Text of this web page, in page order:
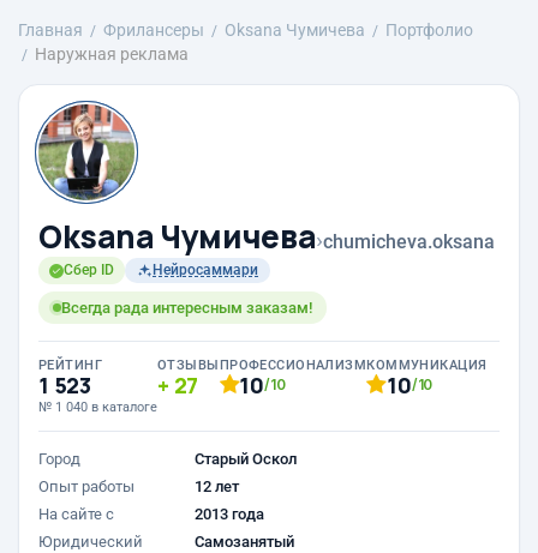
Главная Фрилансеры Oksana Чумичева
Портфолио
Наружная реклама
Oksana Чумичева›chumicheva.oksana
Сбер ID Нейросаммари
Всегда рада интересным заказам!
РЕЙТИНГ
1 523
№ 1 040 в каталоге
ОТЗЫВЫ
27
ПРОФЕССИОНАЛИЗМ
10/10
КОММУНИКАЦИЯ
10/10
Город
Старый Оскол
Опыт работы
12 лет
На сайте с
2013 года
Юридический
Самозанятый